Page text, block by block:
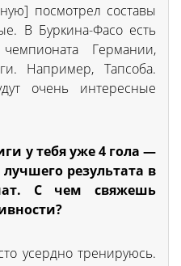
посмотрел составы
В Буркина-Фасо есть
Германии,
Например, Тапсоба.
очень интересные
у тебя уже 4 гола —
результата в
С чем свяжешь
усердно тренируюсь.